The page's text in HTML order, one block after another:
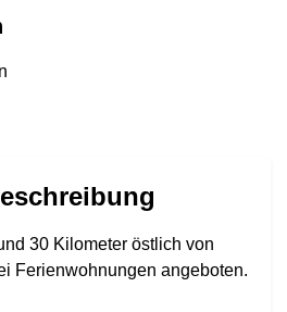
30 Kilometer östlich von
Ferienwohnungen angeboten.